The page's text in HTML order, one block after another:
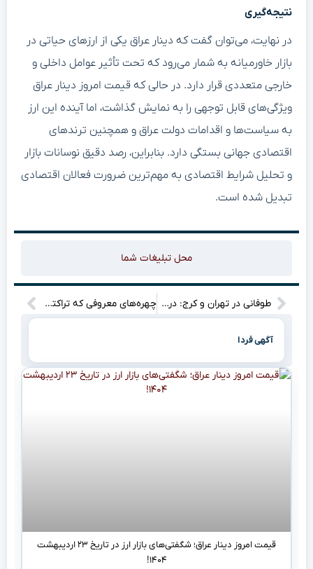
نتیجه‌گیری
در نهایت، می‌توان گفت که دینار عراق یکی از ارزهای حیاتی در
بازار خاورمیانه به شمار می‌رود که تحت تأثیر عوامل داخلی و
خارجی متعددی قرار دارد. در حالی که قیمت امروز دینار عراق
ویژگی‌های قابل توجهی را به نمایش گذاشت، اما آینده این ارز
به سیاست‌ها و اقدامات دولت عراق و همچنین ترندهای
اقتصادی جهانی بستگی دارد. بنابراین، رصد دقیق نوسانات بازار
و تحلیل شرایط اقتصادی به مهم‌ترین ضرورت فعالان اقتصادی
تبدیل شده است.
محل تبلیغات شما
طوفانی در تهران و کرج: درختان شکسته و خطرات احتمالی سقوط اجسام! آیا آماده‌اید برای دانستن جزئیات؟ چهره‌های معروفی که تراکتور را ترک کردند: نگاهی به جدایی‌های جذاب در پایان فصل
آگهی فردا
قیمت امروز دینار عراق؛ شگفتی‌های بازار ارز در تاریخ ۲۳ اردیبهشت
۱۴۰۴!